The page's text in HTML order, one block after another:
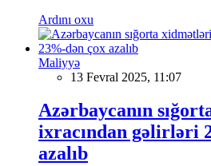
Ardını oxu
Maliyyə
13 Fevral 2025, 11:07
Azərbaycanın
ixracından gəlirləri
azalıb